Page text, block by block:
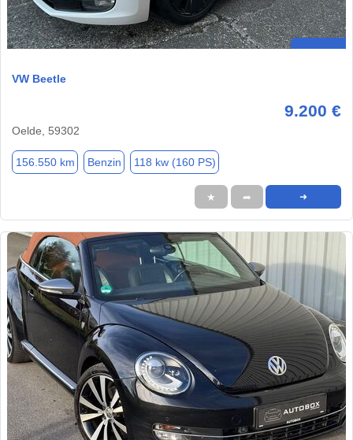
VW Beetle
9.200 €
Oelde, 59302
156.550 km Benzin 118 kw (160 PS)
★ ➦ ➜